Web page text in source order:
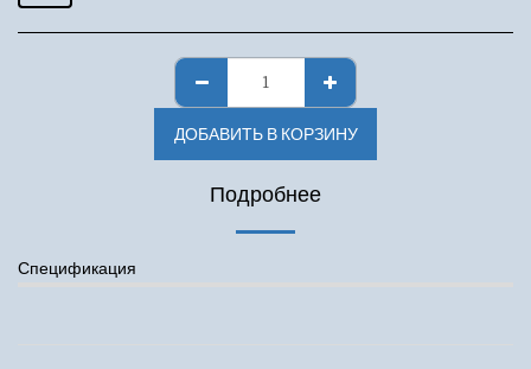
ДОБАВИТЬ В КОРЗИНУ
Подробнее
Спецификация